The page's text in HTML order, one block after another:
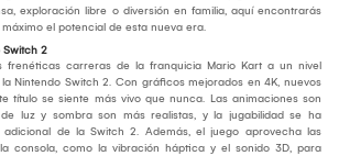
exploración libre o diversión en familia, aquí encontrarás
el potencial de esta nueva era.
Switch 2
frenéticas carreras de la franquicia Mario Kart a un nivel
Nintendo Switch 2. Con gráficos mejorados en 4K, nuevos
título se siente más vivo que nunca. Las animaciones son
luz y sombra son más realistas, y la jugabilidad se ha
de la Switch 2. Además, el juego aprovecha las
consola, como la vibración háptica y el sonido 3D, para